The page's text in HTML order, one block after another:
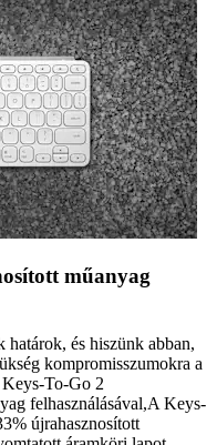
műanyag
határok, és hiszünk abban,
kompromisszumokra a
To-Go 2
felhasználásával,A Keys-
újrahasznosított